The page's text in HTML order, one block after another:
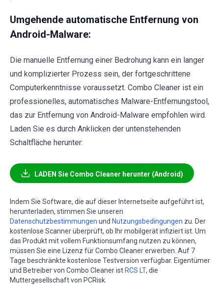
Umgehende automatische Entfernung von
Android-Malware:
Die manuelle Entfernung einer Bedrohung kann ein langer
und komplizierter Prozess sein, der fortgeschrittene
Computerkenntnisse voraussetzt. Combo Cleaner ist ein
professionelles, automatisches Malware-Entfernungstool,
das zur Entfernung von Android-Malware empfohlen wird.
Laden Sie es durch Anklicken der untenstehenden
Schaltfläche herunter:
LADEN Sie Combo Cleaner herunter (Android)
Indem Sie Software, die auf dieser Internetseite aufgeführt ist,
herunterladen, stimmen Sie unseren
Datenschutzbestimmungen und Nutzungsbedingungen zu. Der
kostenlose Scanner überprüft, ob Ihr mobilgerät infiziert ist. Um
das Produkt mit vollem Funktionsumfang nutzen zu können,
müssen Sie eine Lizenz für Combo Cleaner erwerben. Auf 7
Tage beschränkte kostenlose Testversion verfügbar. Eigentümer
und Betreiber von Combo Cleaner ist RCS LT, die
Muttergesellschaft von PCRisk.